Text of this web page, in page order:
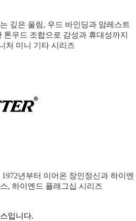
깊은 울림, 우드 바인딩과 암레스트
톤우드 조합으로 감성과 휴대성까지
처 미니 기타 시리즈
년부터 이어온 장인정신과 하이엔
, 하이엔드 플래그십 시리즈
입니다.